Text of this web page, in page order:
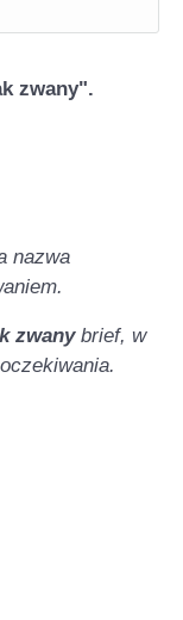
zwany".
nazwa
zwanybrief, w